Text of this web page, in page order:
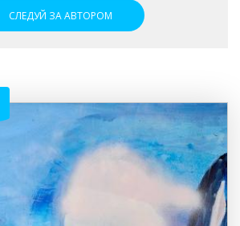
СЛЕДУЙ ЗА АВТОРОМ